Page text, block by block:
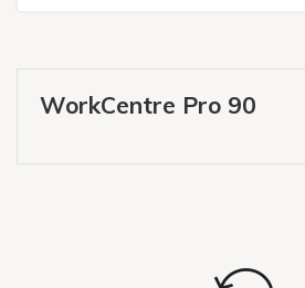
WorkCentre Pro 90